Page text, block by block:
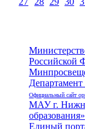
Российской
Официальный сайт
МАУ г.
образования»
Единый